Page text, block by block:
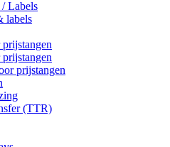
Labels
labels
prijstangen
(TTR)